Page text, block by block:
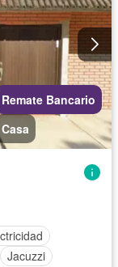
Remate Bancario
Casa
Jacuzzi